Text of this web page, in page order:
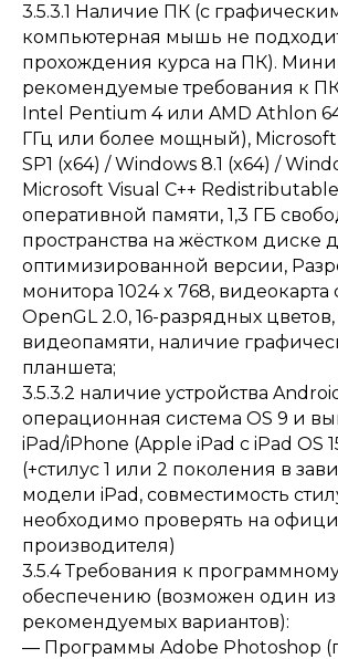
3.5.3.1 Наличие ПК (с
компьютерная мышь не
прохождения курса на ПК).
рекомендуемые требования к
Intel Pentium 4 или AMD Athlon 64
ГГц или более мощный),
SP1 (x64) / Windows 8.1 (x64) /
Microsoft Visual C++
оперативной памяти, 1,3 ГБ
пространства на жёстком диске
оптимизированной версии,
монитора 1024 x 768,
OpenGL 2.0, 16-разрядных
видеопамяти, наличие
планшета;
3.5.3.2 наличие устройства
операционная система OS 9 и
iPad/iPhone (Apple iPad с iPad OS
(+стилус 1 или 2 поколения в
модели iPad, совместимость
необходимо проверять на
производителя)
3.5.4 Требования к
обеспечению (возможен один из
рекомендуемых вариантов):
— Программы Adobe Photoshop